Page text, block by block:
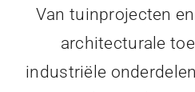
Van tuinprojecten
architecturale
industriële